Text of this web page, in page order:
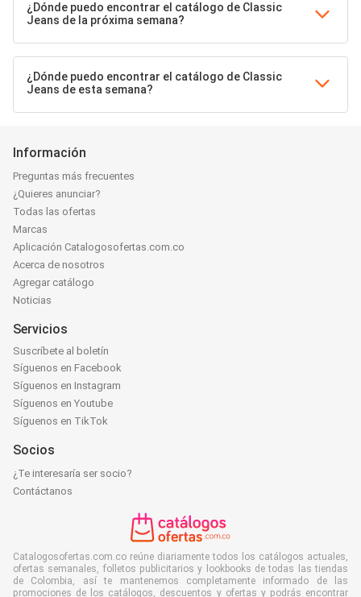
¿Dónde puedo encontrar el catálogo de Classic
Jeans de la próxima semana?
¿Dónde puedo encontrar el catálogo de Classic
Jeans de esta semana?
Información
Preguntas más frecuentes
¿Quieres anunciar?
Todas las ofertas
Marcas
Aplicación Catalogosofertas.com.co
Acerca de nosotros
Agregar catálogo
Noticias
Servicios
Suscríbete al boletín
Síguenos en Facebook
Síguenos en Instagram
Síguenos en Youtube
Síguenos en TikTok
Socios
¿Te interesaría ser socio?
Contáctanos
Catalogosofertas.com.co reúne diariamente todos los catálogos actuales,
ofertas semanales, folletos publicitarios y lookbooks de todas las tiendas
de Colombia, así te mantenemos completamente informado de las
promociones de los catálogos, descuentos y ofertas y podrás encontrar